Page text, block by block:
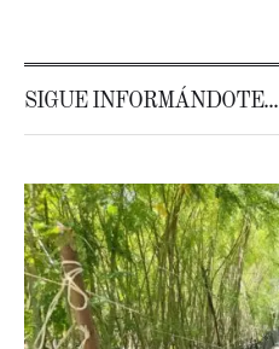
SIGUE INFORMÁNDOTE...